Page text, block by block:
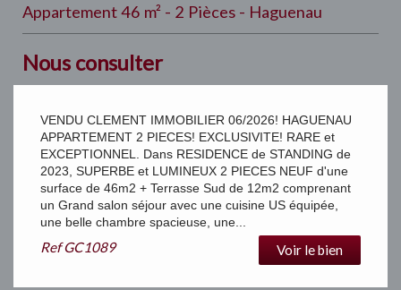
Appartement 46 m² - 2 Pièces - Haguenau
Nous consulter
VENDU CLEMENT IMMOBILIER 06/2026! HAGUENAU
APPARTEMENT 2 PIECES! EXCLUSIVITE! RARE et
EXCEPTIONNEL. Dans RESIDENCE de STANDING de
2023, SUPERBE et LUMINEUX 2 PIECES NEUF d'une
surface de 46m2 + Terrasse Sud de 12m2 comprenant
un Grand salon séjour avec une cuisine US équipée,
une belle chambre spacieuse, une...
RefGC1089 Voir le bien